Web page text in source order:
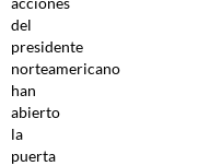
del
presidente
norteamericano
han
abierto
la
puerta